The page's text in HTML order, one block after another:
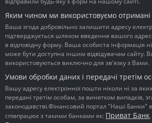
Яким чином ми використовуємо отримані
Ваша згода добровільно залишити адресу
підтверджується шляхом введення вашого
в відповідну форму. Ваша особиста інформація
може бути доступна іншим відвідувачам сайту.
використовуються виключно для зв'язку з Вами.
Умови обробки даних і передачі третім
Вашу адресу електронної пошти ніколи ні за
передані третім особам, за винятком випадків,
законодавстві.Фінансовий портал "Наші
співпрацює з такими банками як: Приват Банк,